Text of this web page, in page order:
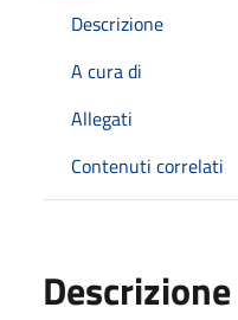
Descrizione
A cura di
Allegati
Contenuti correlati
Descrizione